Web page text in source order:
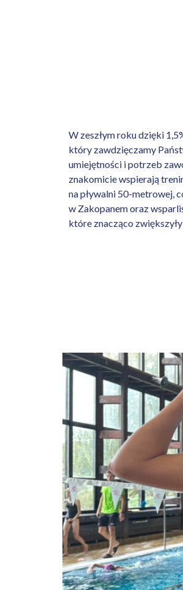
W zeszłym roku dzięki
który zawdzięczamy
umiejętności i potrzeb
znakomicie wspierają
na pływalni 50-metrowej,
w Zakopanem oraz
które znacząco